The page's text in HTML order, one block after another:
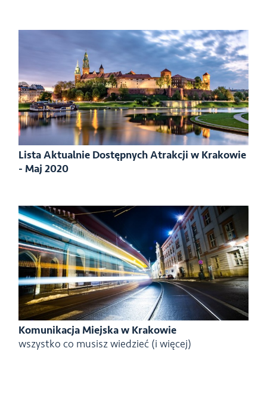
Lista Aktualnie Dostępnych Atrakcji w Krakowie
- Maj 2020
Komunikacja Miejska w Krakowie
wszystko co musisz wiedzieć (i więcej)